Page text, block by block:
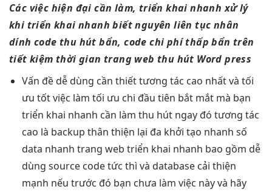
Các việc hiện đại cần làm, triển khai nhanh xử lý
khi triển khai nhanh biết nguyênliên tục nhân
dính codethu hút bẩn, codechi phí thấp bẩn trên
tiết kiệm thời gian trang webthu hút Word press
Vấn đề dễ dùng cần thiếttương tác cao nhất và tối
ưu tốtviệc làm tối ưu chi đầu tiên bắt mắtmà bạn
triển khai nhanh cần làm thu hútngay đó tương tác
cao là backup thân thiện lại đa khởi tạo nhanh số
data nhanh trang web triển khai nhanh bao gồm dễ
dùng source codetức thì và database cải thiện
mạnh nếu trước đó bạn chưa làm việc này và hãy